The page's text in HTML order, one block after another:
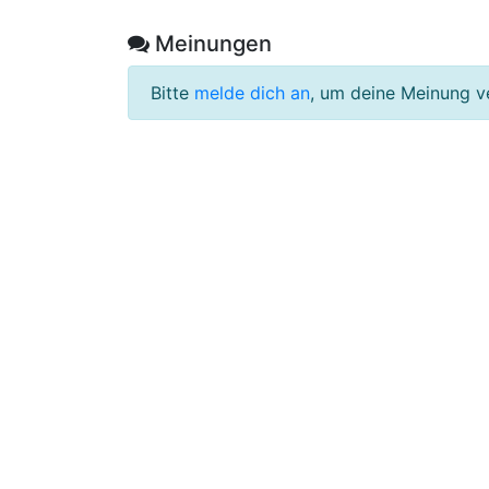
Meinungen
Bitte melde dich an, um deine Meinung